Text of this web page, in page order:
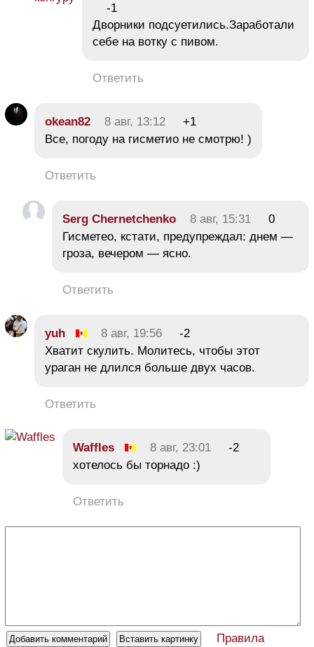
-1
Дворники подсуетились.Заработали
себе на вотку с пивом.
Ответить
okean82 8 авг, 13:12
+1
Все, погоду на гисметио не смотрю! )
Ответить
Serg Chernetchenko 8 авг, 15:31
0
Гисметео, кстати, предупреждал: днем —
гроза, вечером — ясно.
Ответить
yuh 8 авг, 19:56
-2
Хватит скулить. Молитесь, чтобы этот
ураган не длился больше двух часов.
Ответить
Waffles 8 авг, 23:01
-2
хотелось бы торнадо :)
Ответить
Правила